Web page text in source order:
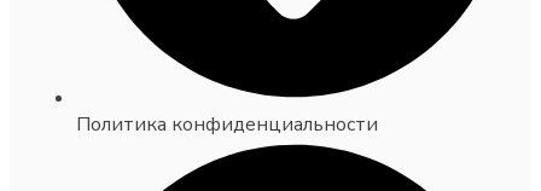
Политика конфиденциальности